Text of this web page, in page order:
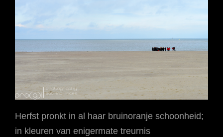
Herfst pronkt in al haar bruinoranje schoonheid;
in kleuren van enigermate treurnis